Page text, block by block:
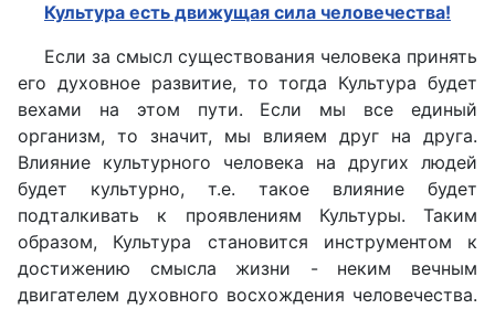
Культура есть движущая сила человечества!
Если за смысл существования человека принять
его духовное развитие, то тогда Культура будет
вехами на этом пути. Если мы все единый
организм, то значит, мы влияем друг на друга.
Влияние культурного человека на других людей
будет культурно, т.е. такое влияние будет
подталкивать к проявлениям Культуры. Таким
образом, Культура становится инструментом к
достижению смысла жизни - неким вечным
двигателем духовного восхождения человечества.